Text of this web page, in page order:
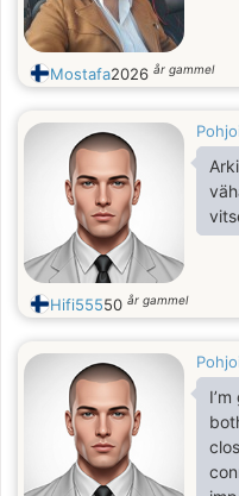
Mostafa2026 år gammel
Hifi55550 år gammel